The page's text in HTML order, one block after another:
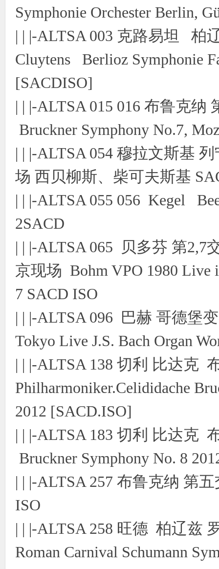
Symphonie Orchester Berlin,
| | |-ALTSA 003 克路易坦 柏
Cluytens Berlioz Symphonie
[SACDISO]
| | |-ALTSA 015 016 布鲁克纳
Bruckner Symphony No.7,
| | |-ALTSA 054 穆拉文斯基
场 西贝柳斯、柴可夫斯基
| | |-ALTSA 055 056 Kegel
2SACD
| | |-ALTSA 065 贝多芬 第2,7
京现场 Bohm VPO 1980 Live
7 SACD ISO
| | |-ALTSA 096 巴赫 哥德堡
Tokyo Live J.S. Bach Organ
| | |-ALTSA 138 切利 比达克
Philharmoniker.Celididache
2012 [SACD.ISO]
| | |-ALTSA 183 切利 比达克
Bruckner Symphony No. 8
| | |-ALTSA 257 布鲁克纳 第
ISO
| | |-ALTSA 258 旺德 柏辽兹
Roman Carnival Schumann